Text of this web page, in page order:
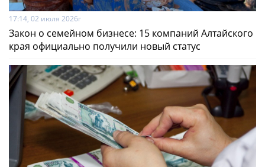
17:14, 02 июля 2026г
Закон о семейном бизнесе: 15 компаний Алтайского
края официально получили новый статус